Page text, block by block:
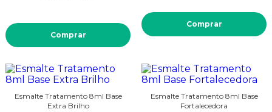
Comprar
Comprar
Esmalte Tratamento 8ml Base
Extra Brilho
Esmalte Tratamento 8ml Base
Fortalecedora